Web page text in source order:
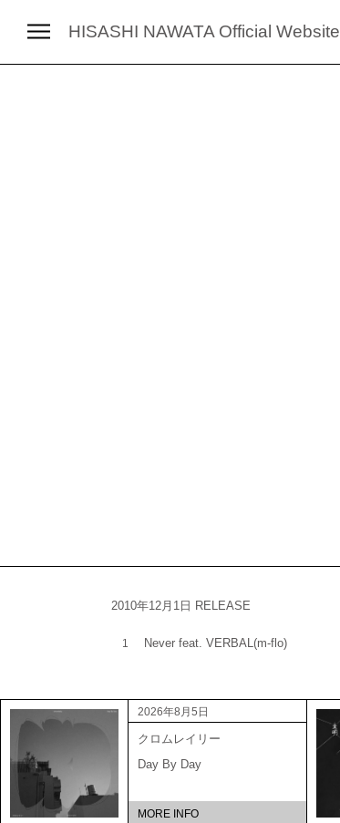
HISASHI NAWATA Official Website
2010年12月1日 RELEASE
1 Never feat. VERBAL(m-flo)
2026年8月5日
クロムレイリー
Day By Day
MORE INFO